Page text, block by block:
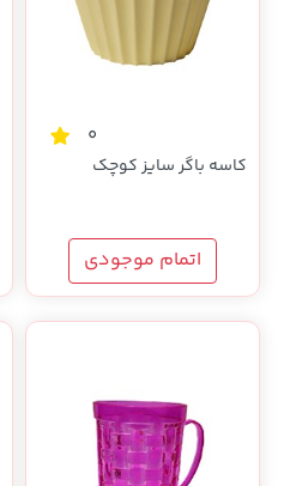
0
کاسه باگر سایز کوچک
اتمام موجودی